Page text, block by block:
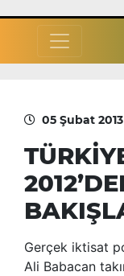
05 Şubat 2013
Gerçek iktisat
Ali Babacan